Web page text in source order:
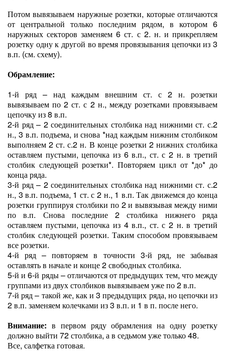
Потом вывязываем наружные розетки, которые отличаются
от центральной только последним рядом, в котором 6
наружных секторов заменяем 6 ст. с 2. н. и прикрепляем
розетку одну к другой во время провязывания цепочки из 3
в.п. (см. схему).
Обрамление:
1-й ряд – над каждым внешним ст. с 2 н. розетки
вывязываем по 2 ст. с 2 н., между розетками провязываем
цепочку из 8 в.п.
2-й ряд – 2 соединительных столбика над нижними ст. с.2
н., 3 в.п. подъема, и снова *над каждым нижним столбиком
выполняем 2 ст. с.2 н. В конце розетки 2 нижних столбика
оставляем пустыми, цепочка из 6 в.п., ст. с 2 н. в третий
столбик следующей розетки*. Повторяем цикл от *до* до
конца ряда.
3-й ряд – 2 соединительных столбика над нижними ст. с.2
н., 3 в.п. подъема, 1 ст. с 2 н., 1 в.п. Так движемся до конца
розетки группируя столбики по 2 и вывязывая между ними
по в.п. Снова последние 2 столбика нижнего ряда
оставляем пустыми, цепочка из 4 в.п., ст. с 2 н. в третий
столбик следующей розетки. Таким способом провязываем
все розетки.
4-й ряд – повторяем в точности 3-й ряд, не забывая
оставлять в начале и конце 2 свободных столбика.
5-й и 6-й ряды – отличаются от предыдущих тем, что между
группами из двух столбиков вывязываем уже по 2 в.п.
7-й ряд – такой же, как и 3 предыдущих ряда, но цепочки из
2 в.п. заменяем колечками из 3 в.п. и 1 в п. после него.
Внимание: в первом ряду обрамления на одну розетку
должно выйти 72 столбика, а в седьмом уже только 48.
Все, салфетка готовая.